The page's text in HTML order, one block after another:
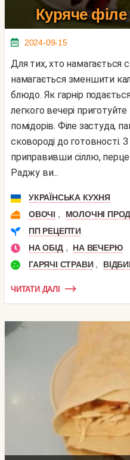
Куряче
2024-09-15
Для тих, хто намагається стримати апетит і
намагається зменшити
блюдо. Як гарнір
легкого вечері
помідорів. Філе застуда,
сковороді до готовності.
приправивши сіллю,
Раджу ви...
УКРАЇНСЬКА КУХНЯ
ОВОЧІ , МОЛОЧНІ
ПП РЕЦЕПТИ
НА ОБІД ,
НА ВЕЧЕРЮ
ГАРЯЧІ СТРАВИ ,
ЧИТАТИ ДАЛІ